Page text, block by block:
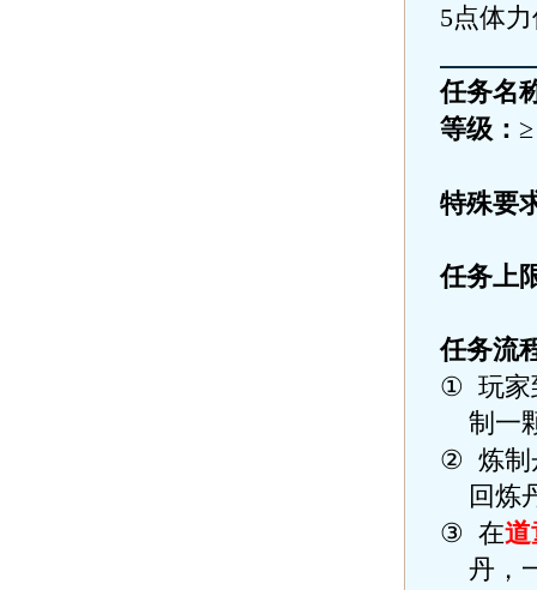
5点体
任务名
等级：
特殊要
任务上
任务流
① 玩
制一
② 炼
回炼
③ 在道
丹，